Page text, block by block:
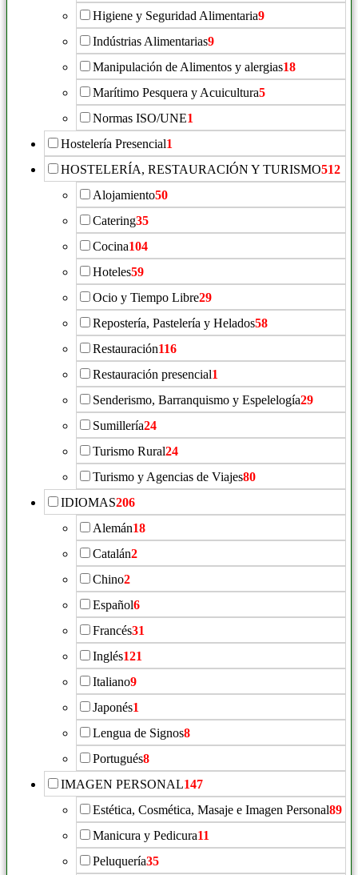
Higiene y Seguridad Alimentaria9
Indústrias Alimentarias9
Manipulación de Alimentos y alergias18
Marítimo Pesquera y Acuicultura5
Normas ISO/UNE1
Hostelería Presencial1
HOSTELERÍA, RESTAURACIÓN Y TURISMO512
Alojamiento50
Catering35
Cocina104
Hoteles59
Ocio y Tiempo Libre29
Repostería, Pastelería y Helados58
Restauración116
Restauración presencial1
Senderismo, Barranquismo y Espelelogía29
Sumillería24
Turismo Rural24
Turismo y Agencias de Viajes80
IDIOMAS206
Alemán18
Catalán2
Chino2
Español6
Francés31
Inglés121
Italiano9
Japonés1
Lengua de Signos8
Portugués8
IMAGEN PERSONAL147
Estética, Cosmética, Masaje e Imagen Personal89
Manicura y Pedicura11
Peluquería35